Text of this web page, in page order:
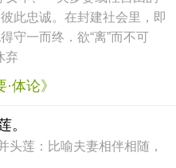
此忠诚。在封建社会里，即
守一而终．欲“离”而不可
弃
体论》
。
头莲：比喻夫妻相伴相随，